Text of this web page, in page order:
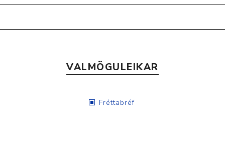
VALMÖGULEIKAR
Fréttabréf